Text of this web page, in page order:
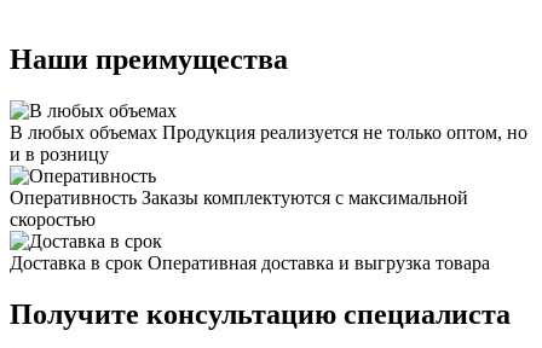
Наши преимущества
В любых объемах Продукция реализуется не только оптом, но
и в розницу
Оперативность Заказы комплектуются с максимальной
скоростью
Доставка в срок Оперативная доставка и выгрузка товара
Получите консультацию специалиста